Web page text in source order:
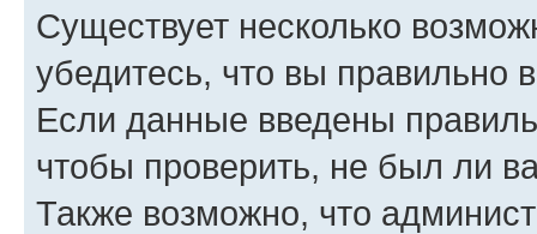
Существует несколько
убедитесь, что вы правильно
Если данные введены
чтобы проверить, не был ли
Также возможно, что